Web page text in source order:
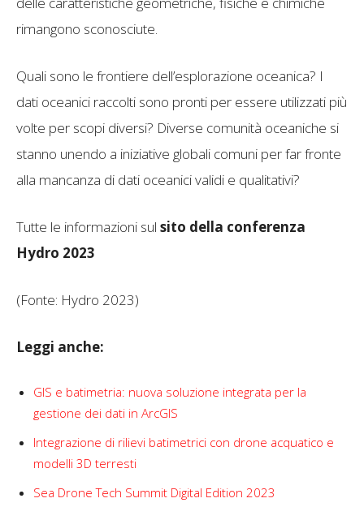
rimangono sconosciute.
Quali sono le frontiere dell’esplorazione oceanica? I
dati oceanici raccolti sono pronti per essere utilizzati più
volte per scopi diversi? Diverse comunità oceaniche si
stanno unendo a iniziative globali comuni per far fronte
alla mancanza di dati oceanici validi e qualitativi?
Tutte le informazioni sul sito della conferenza
Hydro 2023
(Fonte: Hydro 2023)
Leggi anche:
GIS e batimetria: nuova soluzione integrata per la
gestione dei dati in ArcGIS
Integrazione di rilievi batimetrici con drone acquatico e
modelli 3D terresti
Sea Drone Tech Summit Digital Edition 2023